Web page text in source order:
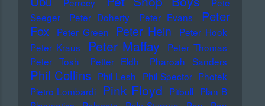
Perrecy
Pete
Seeger
Peter Doherty Peter Evans
Peter
Fox
Peter Green Peter Hein
Peter Hook
Peter Kraus
Peter Maffay
Peter Thomas
Peter Tosh
Petter Eldh Pharoah Sanders
Phil Collins Phil Lesh Phil Spector Photek
Pietro Lombardi
Pink Floyd Pitbull Plan B